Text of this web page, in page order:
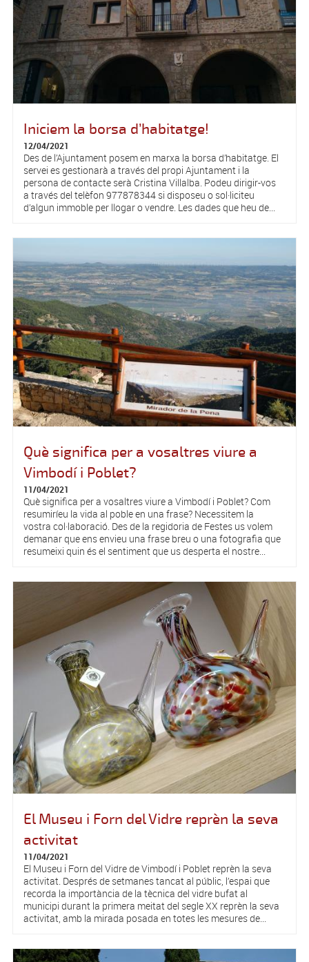
Iniciem la borsa d’habitatge!
12/04/2021
Des de l’Ajuntament posem en marxa la borsa d’habitatge. El
servei es gestionarà a través del propi Ajuntament i la
persona de contacte serà Cristina Villalba. Podeu dirigir-vos
a través del telèfon 977878344 si disposeu o sol·liciteu
d’algun immoble per llogar o vendre. Les dades que heu de...
Què significa per a vosaltres viure a
Vimbodí i Poblet?
11/04/2021
Què significa per a vosaltres viure a Vimbodí i Poblet? Com
resumiríeu la vida al poble en una frase? Necessitem la
vostra col·laboració. Des de la regidoria de Festes us volem
demanar que ens envieu una frase breu o una fotografia que
resumeixi quin és el sentiment que us desperta el nostre...
El Museu i Forn del Vidre reprèn la seva
activitat
11/04/2021
El Museu i Forn del Vidre de Vimbodí i Poblet reprèn la seva
activitat. Després de setmanes tancat al públic, l’espai que
recorda la importància de la tècnica del vidre bufat al
municipi durant la primera meitat del segle XX reprèn la seva
activitat, amb la mirada posada en totes les mesures de...